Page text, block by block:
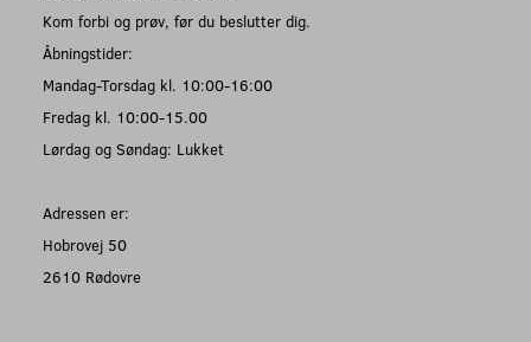
Kom forbi og prøv, før du beslutter dig.
Åbningstider:
Mandag-Torsdag kl. 10:00-16:00
Fredag kl. 10:00-15.00
Lørdag og Søndag: Lukket
Adressen er:
Hobrovej 50
2610 Rødovre